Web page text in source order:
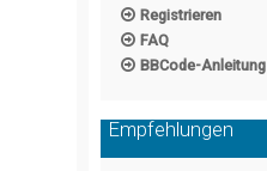
Registrieren
FAQ
BBCode-Anleitung
Empfehlungen